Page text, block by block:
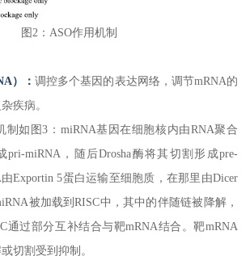
图2：ASO作用机制
）： 调控多个基因的表达网络，调节mRNA的
疾病。
制如图3：miRNA基因在细胞核内由RNA聚合
miRNA，随后Drosha酶将其切割形成pre-
Exportin 5蛋白运输至细胞质，在那里由Dicer
被加载到RISC中，其中的伴随链被降解，
通过部分互补结合与靶mRNA结合。靶mRNA
切割受到抑制。